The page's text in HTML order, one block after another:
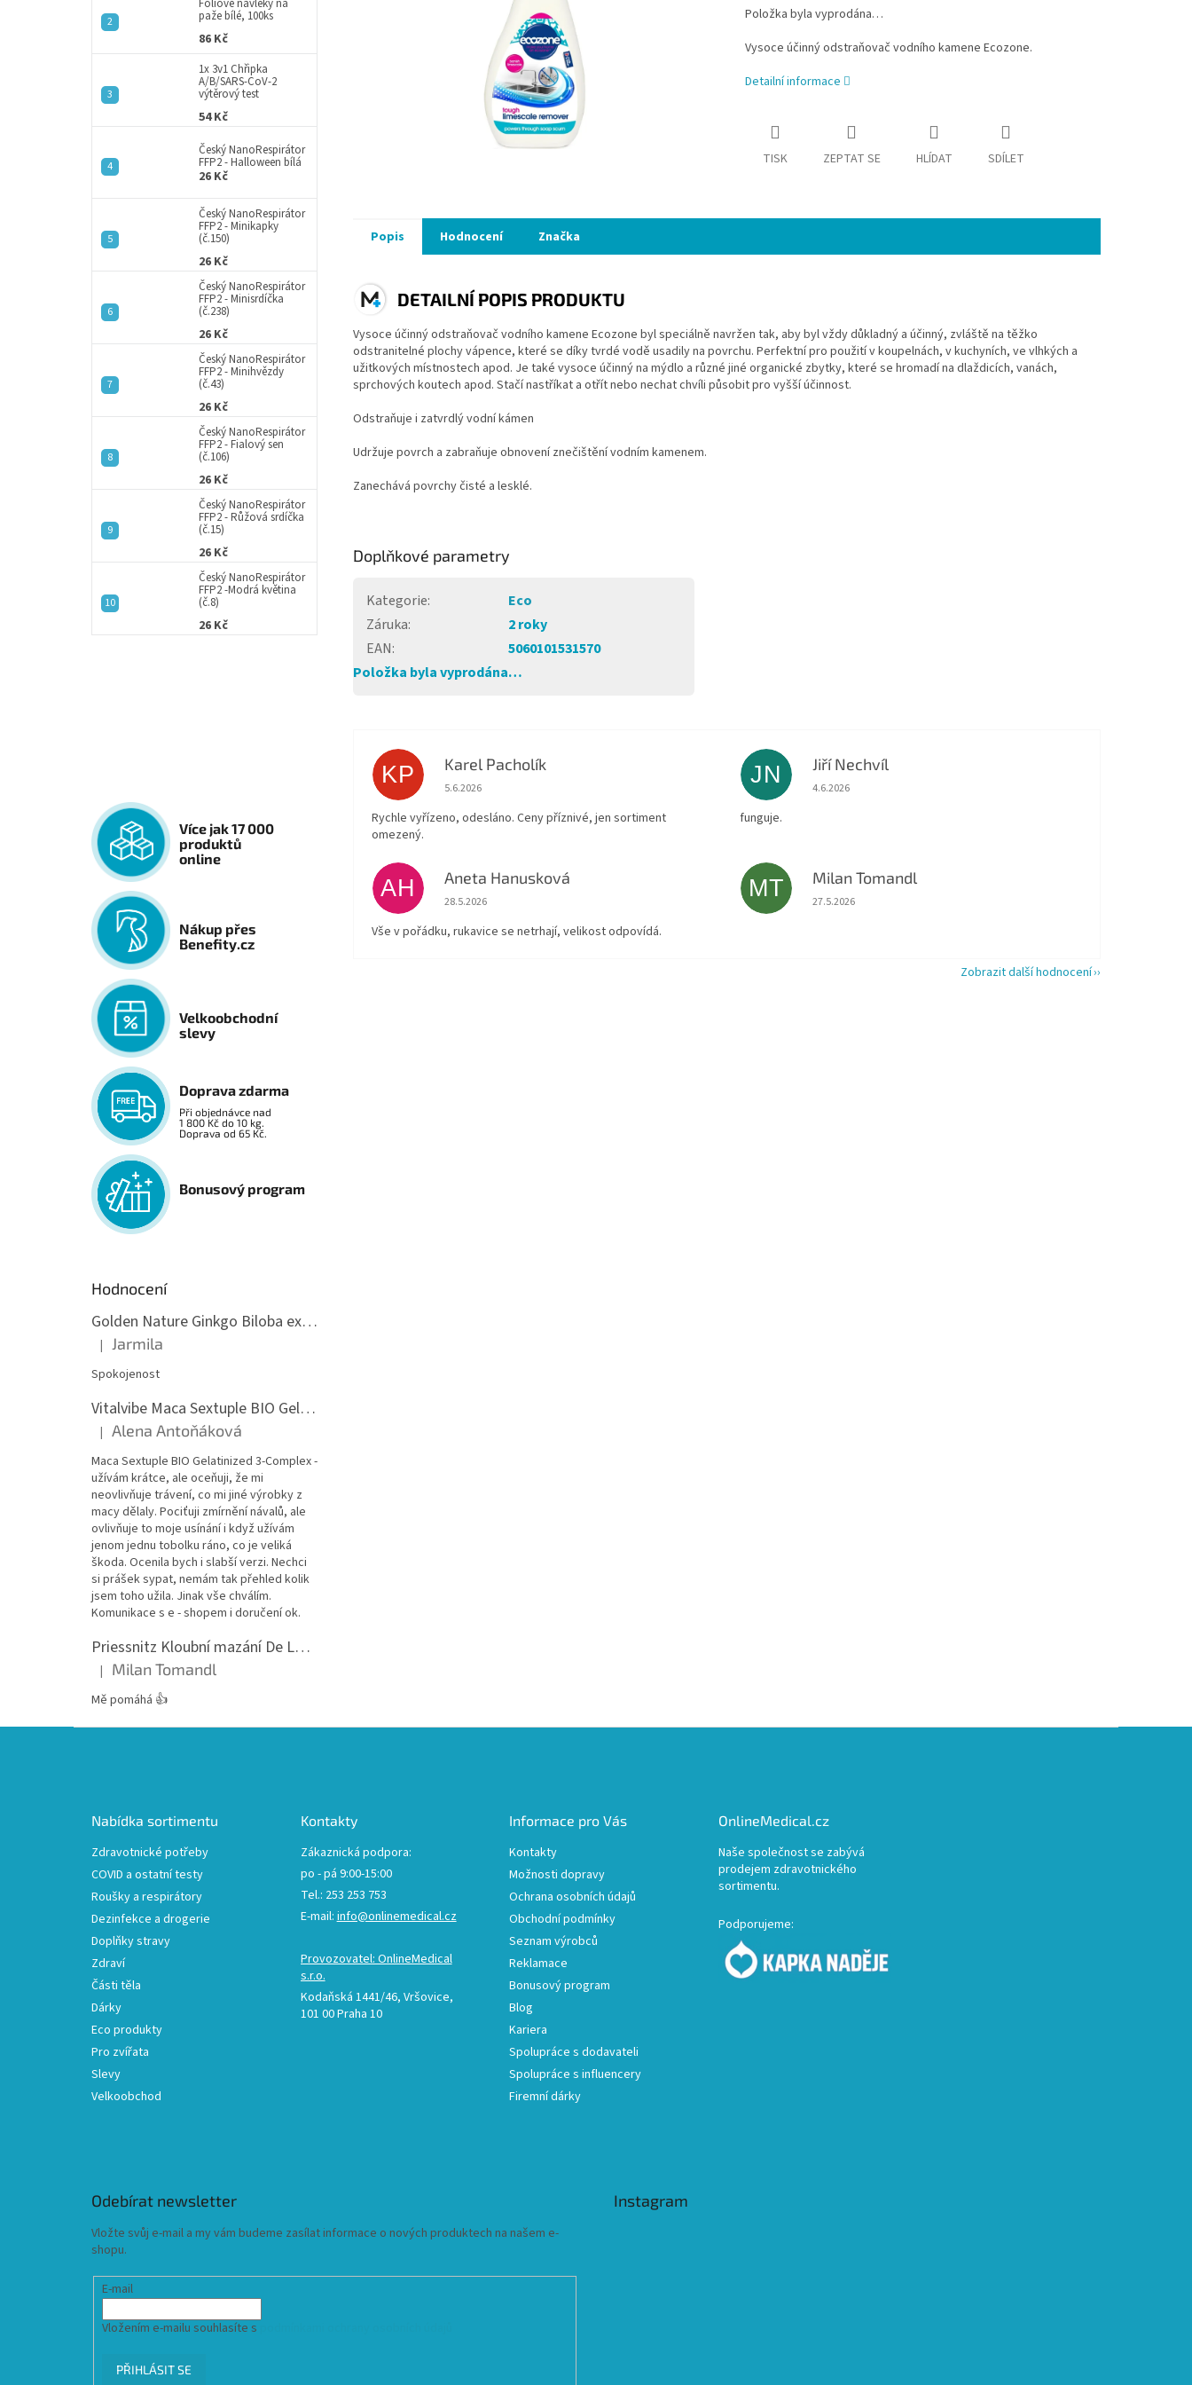
paže bílé, 100ks
86 Kč
1x 3v1 Chřipka
A/B/SARS-CoV-2
výtěrový test
54 Kč
Český NanoRespirátor
FFP2 - Halloween bílá
26 Kč
Český NanoRespirátor
FFP2 - Minikapky
(č.150)
26 Kč
Český NanoRespirátor
FFP2 - Minisrdíčka
(č.238)
26 Kč
Český NanoRespirátor
FFP2 - Minihvězdy
(č.43)
26 Kč
Český NanoRespirátor
FFP2 - Fialový sen
(č.106)
26 Kč
Český NanoRespirátor
FFP2 - Růžová srdíčka
(č.15)
26 Kč
Český NanoRespirátor
FFP2 -Modrá květina
(č.8)
26 Kč
Více jak 17 000
produktů
online
Nákup přes
Benefity.cz
Velkoobchodní
slevy
Doprava zdarma
Při objednávce nad
1 800 Kč do 10 kg.
Doprava od 65 Kč.
Bonusový program
Hodnocení
Golden Nature Ginkgo Biloba extrakt 50:1 60mg, 100 kapslí
Hodnocení produktu je 5 z 5 hvězdiček.
| Jarmila
Spokojenost
Vitalvibe Maca Sextuple BIO Gelatinized 3-Complex, 60 kapslí
Hodnocení produktu je 5 z 5 hvězdiček.
| Alena Antoňáková
Maca Sextuple BIO Gelatinized 3-Complex -
užívám krátce, ale oceňuji, že mi
neovlivňuje trávení, co mi jiné výrobky z
macy dělaly. Pociťuji zmírnění návalů, ale
ovlivňuje to moje usínání i když užívám
jenom jednu tobolku ráno, co je veliká
škoda. Ocenila bych i slabší verzi. Nechci
si prášek sypat, nemám tak přehled kolik
jsem toho užila. Jinak vše chválím.
Komunikace s e - shopem i doručení ok.
Priessnitz Kloubní mazání De Luxe, 200ml
Hodnocení produktu je 5 z 5 hvězdiček.
| Milan Tomandl
Mě pomáhá 👍
Položka byla vyprodána…
Vysoce účinný odstraňovač vodního kamene Ecozone.
Detailní informace
TISK ZEPTAT SE HLÍDAT SDÍLET
Popis Hodnocení Značka
DETAILNÍ POPIS PRODUKTU
Vysoce účinný odstraňovač vodního kamene Ecozone byl speciálně navržen tak, aby byl vždy důkladný a účinný, zvláště na těžko
odstranitelné plochy vápence, které se díky tvrdé vodě usadily na povrchu. Perfektní pro použití v koupelnách, v kuchyních, ve vlhkých a
užitkových místnostech apod. Je také vysoce účinný na mýdlo a různé jiné organické zbytky, které se hromadí na dlaždicích, vanách,
sprchových koutech apod. Stačí nastříkat a otřít nebo nechat chvíli působit pro vyšší účinnost.
Odstraňuje i zatvrdlý vodní kámen
Udržuje povrch a zabraňuje obnovení znečištění vodním kamenem.
Zanechává povrchy čisté a lesklé.
Doplňkové parametry
Kategorie:
Eco
Záruka:
2 roky
EAN:
5060101531570
Položka byla vyprodána…
KP Karel Pacholík
Hodnocení obchodu je 4 z 5 hvězdiček.
5.6.2026
Rychle vyřízeno, odesláno. Ceny příznivé, jen sortiment
omezený.
JN Jiří Nechvíl
Hodnocení obchodu je 5 z 5 hvězdiček.
4.6.2026
funguje.
AH Aneta Hanusková
Hodnocení obchodu je 5 z 5 hvězdiček.
28.5.2026
Vše v pořádku, rukavice se netrhají, velikost odpovídá.
MT Milan Tomandl
Hodnocení obchodu je 5 z 5 hvězdiček.
27.5.2026
Zobrazit další hodnocení
Nabídka sortimentu
Zdravotnické potřeby
COVID a ostatní testy
Roušky a respirátory
Dezinfekce a drogerie
Doplňky stravy
Zdraví
Části těla
Dárky
Eco produkty
Pro zvířata
Slevy
Velkoobchod
Kontakty
Zákaznická podpora:
po - pá 9:00-15:00
Tel.: 253 253 753
E-mail: info@onlinemedical.cz
Provozovatel: OnlineMedical
s.r.o.
Kodaňská 1441/46, Vršovice,
101 00 Praha 10
Informace pro Vás
Kontakty
Možnosti dopravy
Ochrana osobních údajů
Obchodní podmínky
Seznam výrobců
Reklamace
Bonusový program
Blog
Kariera
Spolupráce s dodavateli
Spolupráce s influencery
Firemní dárky
OnlineMedical.cz
Naše společnost se zabývá
prodejem zdravotnického
sortimentu.
Podporujeme:
Odebírat newsletter
Vložte svůj e-mail a my vám budeme zasílat informace o nových produktech na našem e-
shopu.
E-mail
Vložením e-mailu souhlasíte s
PŘIHLÁSIT SE
Instagram